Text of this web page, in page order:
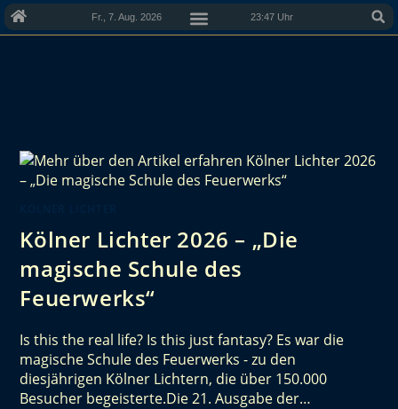
Fr., 7. Aug. 2026 23:47 Uhr
Kölner Lichter 2026 – „Die
magische Schule des
Feuerwerks“
Is this the real life? Is this just fantasy? Es war die
magische Schule des Feuerwerks - zu den
diesjährigen Kölner Lichtern, die über 150.000
Besucher begeisterte.Die 21. Ausgabe der…